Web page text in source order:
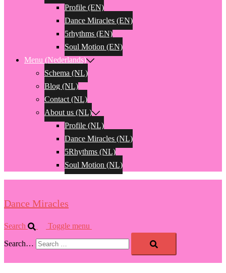
Profile (EN)
Dance Miracles (EN)
5rhythms (EN)
Soul Motion (EN)
Menu (Nederlands)
Schema (NL)
Blog (NL)
Contact (NL)
About us (NL)
Profile (NL)
Dance Miracles (NL)
5Rhythms (NL)
Soul Motion (NL)
Dance Miracles
Search Toggle menu
Search…